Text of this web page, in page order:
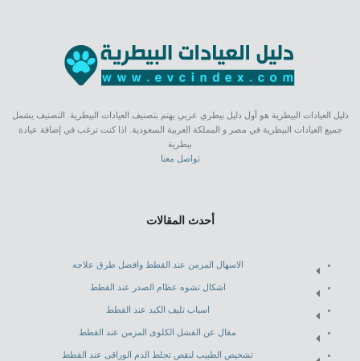
دليل العيادات البيطرية هو أول دليل بيطري عربي يهتم بتصنيف العيادات البيطرية. التصنيف يشمل
جميع العيادات البيطرية في مصر و المملكة العربية السعودية. اذا كنت ترغب في إضافة عيادة
بيطرية
تواصل معنا
أحدث المقالات
الاسهال المزمن عند القطط وافضل طرق علاجه
اشكال تشوه عظام الصدر عند القطط
اسباب تليف الكبد عند القطط
مقال عن الفشل الكلوى المزمن عند القطط
تشخيص الطبيب لنقص تجلط الدم الوراقى عند القطط